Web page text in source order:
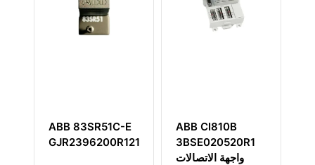
ABB 83SR51C-E
GJR2396200R1210
ABB CI810B
3BSE020520R1
واجهة الاتصالات